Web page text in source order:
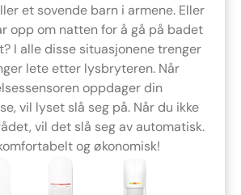
et sovende barn i armene. Eller
opp om natten for å gå på badet
I alle disse situasjonene trenger
lete etter lysbryteren. Når
oppdager din
vil lyset slå seg på. Når du ikke
vil det slå seg av automatisk.
og økonomisk!